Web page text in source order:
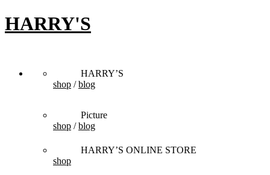
HARRY'S
HARRY’S
shop /blog
Picture
shop /blog
HARRY’S ONLINE STORE
shop